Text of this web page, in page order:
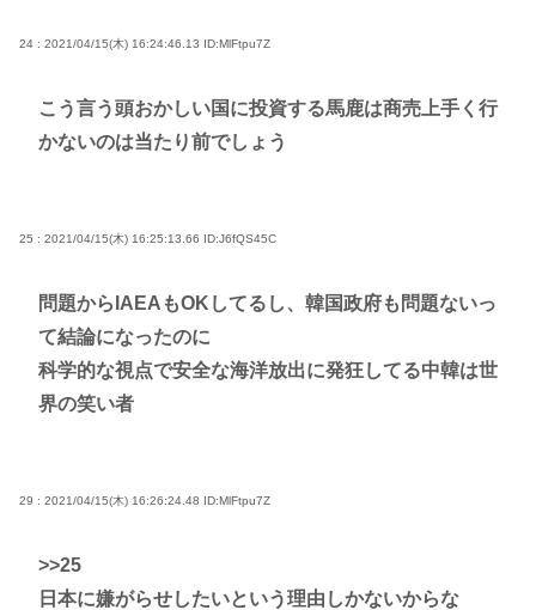
24 : 2021/04/15(木) 16:24:46.13 ID:MlFtpu7Z
こう言う頭おかしい国に投資する馬鹿は商売上手く行
かないのは当たり前でしょう
25 : 2021/04/15(木) 16:25:13.66 ID:J6fQS45C
問題からIAEAもOKしてるし、韓国政府も問題ないっ
て結論になったのに
科学的な視点で安全な海洋放出に発狂してる中韓は世
界の笑い者
29 : 2021/04/15(木) 16:26:24.48 ID:MlFtpu7Z
>>25
日本に嫌がらせしたいという理由しかないからな